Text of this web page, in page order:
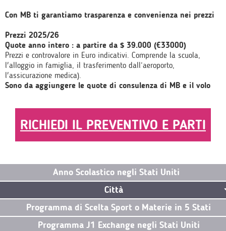
Con MB ti garantiamo trasparenza e convenienza nei prezzi
Prezzi 2025/26
Quote anno intero : a partire da $ 39.000 (€33000)
Prezzi e controvalore in Euro indicativi. Comprende la scuola,
l'alloggio in famiglia, il trasferimento dall’aeroporto,
l'assicurazione medica).
Sono da aggiungere le quote di consulenza di MB e il volo
RICHIEDI IL PREVENTIVO E PARTI
Anno Scolastico negli Stati Uniti
Città
Programma di Scelta Sport o Materie in 5 Stati
Programma J1 Exchange negli Stati Uniti